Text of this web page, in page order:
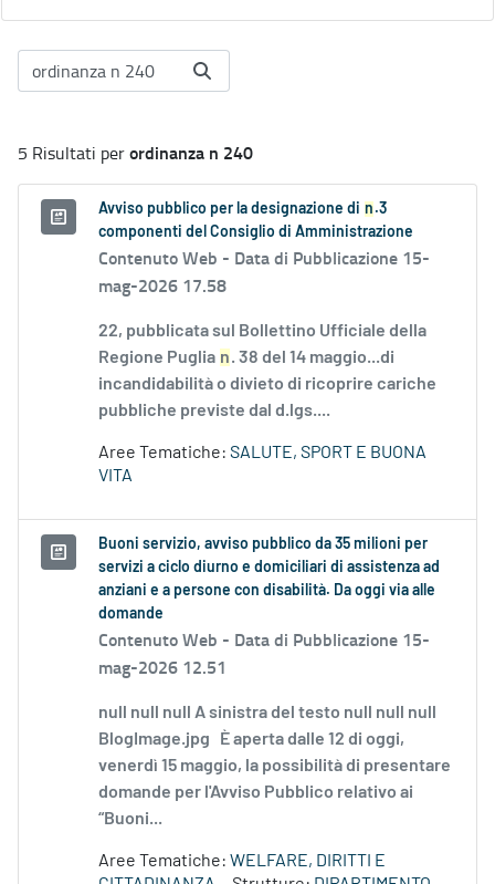
5 Risultati perordinanza n 240
Avviso pubblico per la designazione di n .3
componenti del Consiglio di Amministrazione
Contenuto Web - Data di Pubblicazione 15-
mag-2026 17.58
22, pubblicata sul Bollettino Ufficiale della
Regione Puglia n. 38 del 14 maggio...di
incandidabilità o divieto di ricoprire cariche
pubbliche previste dal d.lgs....
Aree Tematiche: SALUTE, SPORT E BUONA
VITA
Buoni servizio, avviso pubblico da 35 milioni per
servizi a ciclo diurno e domiciliari di assistenza ad
anziani e a persone con disabilità. Da oggi via alle
domande
Contenuto Web - Data di Pubblicazione 15-
mag-2026 12.51
null null null A sinistra del testo null null null
BlogImage.jpg È aperta dalle 12 di oggi,
venerdì 15 maggio, la possibilità di presentare
domande per l'Avviso Pubblico relativo ai
“Buoni...
Aree Tematiche: WELFARE, DIRITTI E